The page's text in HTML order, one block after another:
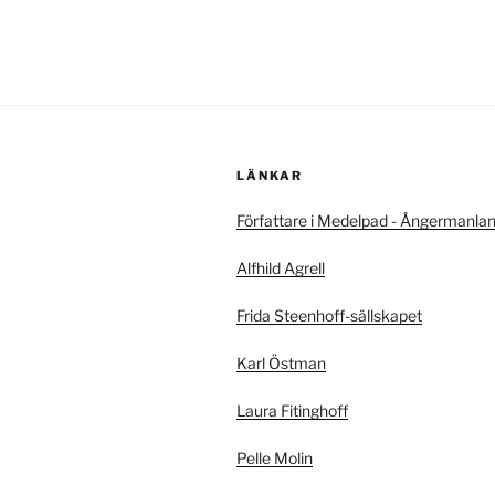
LÄNKAR
Författare i Medelpad -
Alfhild Agrell
Frida Steenhoff-sällskapet
Karl Östman
Laura Fitinghoff
Pelle Molin